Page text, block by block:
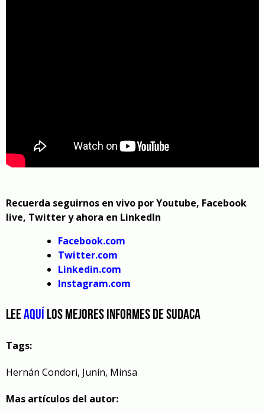
Recuerda seguirnos en vivo por Youtube, Facebook
live, Twitter y ahora en LinkedIn
Facebook.com
Twitter.com
Linkedin.com
Instagram.com
Leeaquí los mejores informes de Sudaca
Tags:
Hernán Condori, Junín, Minsa
Mas artículos del autor: